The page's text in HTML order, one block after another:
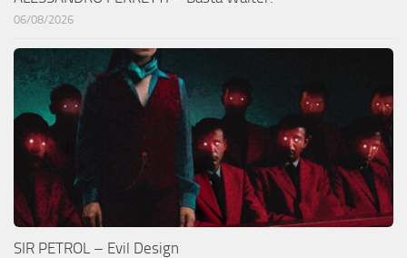
06/08/2026
SIR PETROL – Evil Design